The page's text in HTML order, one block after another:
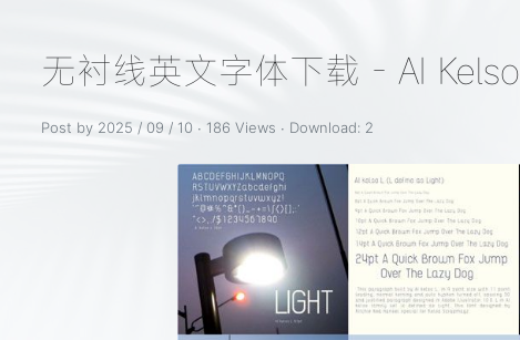
无衬线英文字体下载 - AI Kelso
Post by 2025 / 09 / 10 ∙ 186 Views ∙ Download: 2